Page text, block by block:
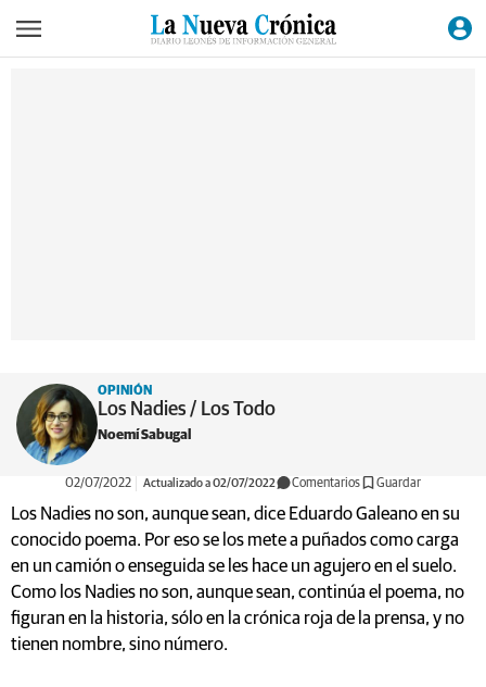
OPINIÓN
Los Nadies / Los Todo
Noemí Sabugal
02/07/2022 Actualizado a 02/07/2022 Comentarios Guardar
Los Nadies no son, aunque sean, dice Eduardo Galeano en su
conocido poema. Por eso se los mete a puñados como carga
en un camión o enseguida se les hace un agujero en el suelo.
Como los Nadies no son, aunque sean, continúa el poema, no
figuran en la historia, sólo en la crónica roja de la prensa, y no
tienen nombre, sino número.